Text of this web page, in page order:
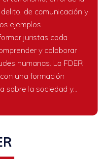
de comunicación y
ejemplos
juristas cada
y colaborar
humanas. La FDER
una formación
sobre la sociedad y...